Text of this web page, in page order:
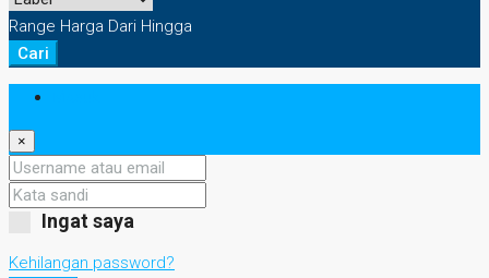
Range Harga Dari Hingga
Cari
×
Ingat saya
Kehilangan password?